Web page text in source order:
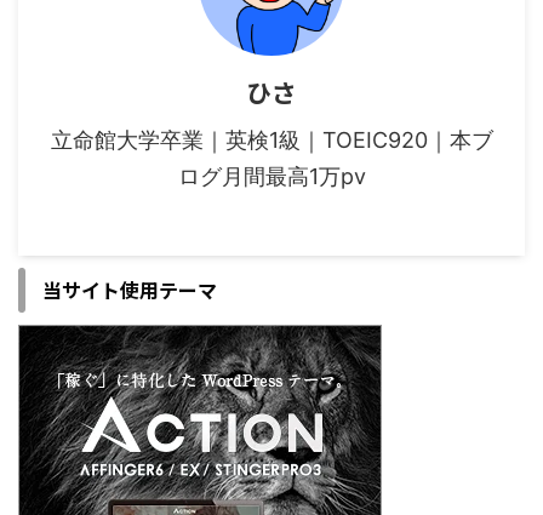
ひさ
立命館大学卒業｜英検1級｜TOEIC920｜本ブ
ログ月間最高1万pv
当サイト使用テーマ